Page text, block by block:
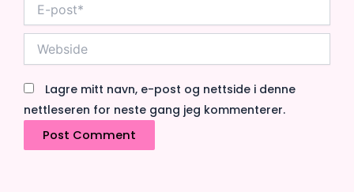
post*
Lagre mitt navn, e-post og nettside i denne
nettleseren for neste gang jeg kommenterer.